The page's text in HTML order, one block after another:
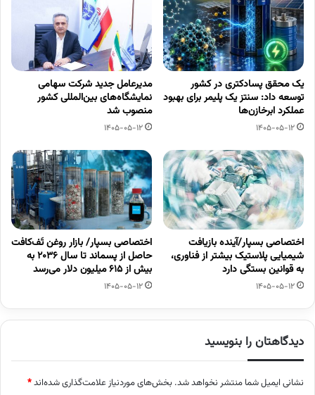
یک محقق پسادکتری در کشور
توسعه داد: سنتز یک پلیمر برای بهبود
عملکرد ابرخازن‌ها
1405-05-12
مدیرعامل جدید شرکت سهامی
نمایشگاه‌های بین‌المللی کشور
منصوب شد
1405-05-12
اختصاصی بسپار/آینده بازیافت
شیمیایی پلاستیک بیشتر از فناوری،
به قوانین بستگی دارد
1405-05-12
اختصاصی بسپار/ بازار روغن تَف‌کافت
حاصل از پسماند تا سال ۲۰۳۶ به
بیش از ۶۱۵ میلیون دلار می‌رسد
1405-05-12
دیدگاهتان را بنویسید
نشانی ایمیل شما منتشر نخواهد شد. بخش‌های موردنیاز علامت‌گذاری شده‌اند*